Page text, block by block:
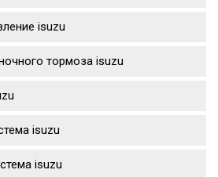
isuzu
тормоза isuzu
isuzu
isuzu